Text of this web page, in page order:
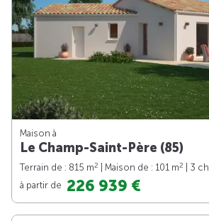
Maison à
Le Champ-Saint-Père (85)
Terrain de : 815 m2 | Maison de : 101 m2
| 3 ch.
à partir de 226 939 €